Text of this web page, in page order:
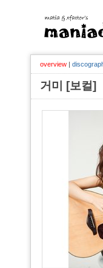
overview |
거미 [보컬]